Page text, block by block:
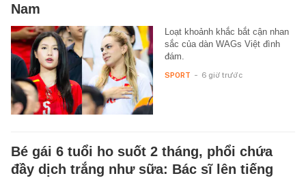
Nam
Loạt khoảnh khắc bắt cận nhan
sắc của dàn WAGs Việt đình
đám.
SPORT - 6 giờ trước
Bé gái 6 tuổi ho suốt 2 tháng, phổi chứa
đầy dịch trắng như sữa: Bác sĩ lên tiếng